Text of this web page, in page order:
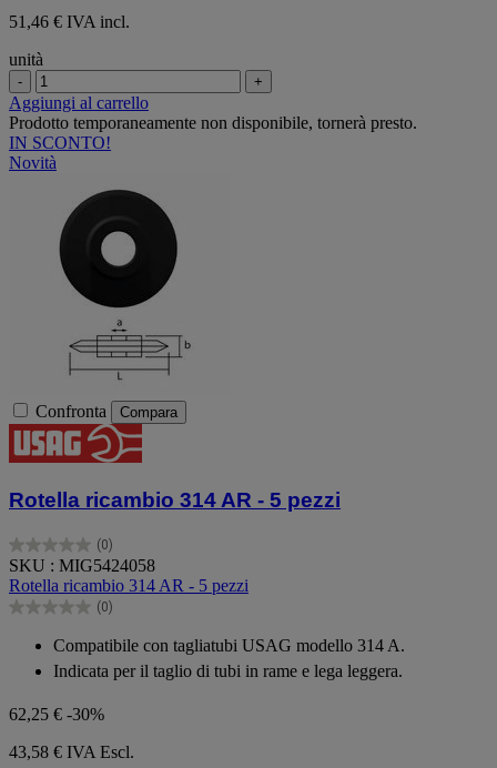
51,46 € IVA incl.
unità
- +
Aggiungi al carrello
Prodotto temporaneamente non disponibile, tornerà presto.
IN SCONTO!
Novità
Confronta Compara
Rotella ricambio 314 AR - 5 pezzi
(0)
0.0
su
5
stelle.
SKU : MIG5424058
Rotella ricambio 314 AR - 5 pezzi
(0)
0.0
stelle.
Compatibile con tagliatubi USAG modello 314 A.
Indicata per il taglio di tubi in rame e lega leggera.
62,25 € -30%
43,58 € IVA Escl.